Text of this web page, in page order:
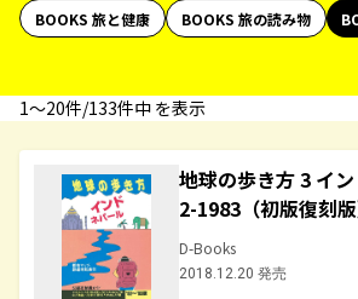
BOOKS 旅と健康
BOOKS 旅の読み物
1〜20件/133件中 を表示
地球の歩き方 3 イ
2-1983（初版復刻版
D-Books
2018.12.20 発売